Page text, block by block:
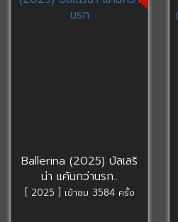
Ballerina (2025) บัลเลริ
น่า แค้นกว่านรก..
[ 2025 ] เข้าชม 3584 ครั้ง